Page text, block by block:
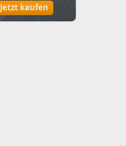
Jetzt kaufen